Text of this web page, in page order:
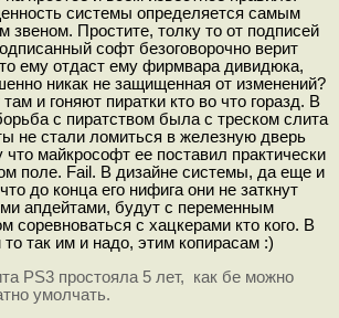
системы определяется самым
звеном. Простите, толку то от подписей
софт безоговорочно верит
ему отдаст ему фирмвара дивидюка,
никак не защищенная от изменений?
и гоняют пиратки кто во что горазд. В
с пиратством была с треском слита
не стали ломиться в железную дверь
что майкрософт ее поставил практически
поле. Fail. В дизайне системы, да еще и
до конца его нифига они не заткнут
апдейтами, будут с переменным
соревноваться с хацкерами кто кого. В
так им и надо, этим копирасам :)
PS3 простояла 5 лет, как бе можно
умолчать.